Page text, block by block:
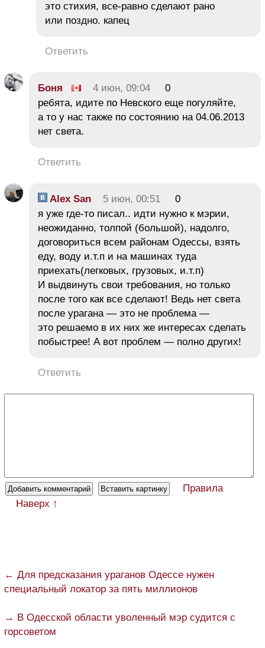
это стихия, все-равно сделают рано
или поздно. капец
Ответить
Боня 4 июн, 09:04
0
ребята, идите по Невского еще погуляйте,
а то у нас также по состоянию на 04.06.2013
нет света.
Ответить
Alex San 5 июн, 00:51
0
я уже где-то писал.. идти нужно к мэрии,
неожиданно, толпой (большой), надолго,
договориться всем районам Одессы, взять
еду, воду и.т.п и на машинах туда
приехать(легковых, грузовых, и.т.п)
И выдвинуть свои требования, но только
после того как все сделают! Ведь нет света
после урагана — это не проблема —
это решаемо в их них же интересах сделать
побыстрее! А вот проблем — полно других!
Ответить
Правила
Наверх ↑
← Для предсказания ураганов Одессе нужен
специальный локатор за пять миллионов
→ В Одесской области уволенный мэр судится с
горсоветом